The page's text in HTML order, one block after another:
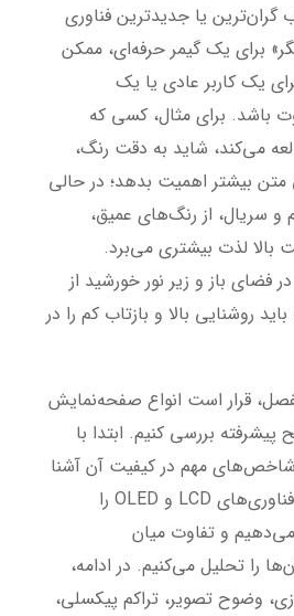
یا جدیدترین فناوری
برای یک گیمر حرفه‌ای، ممکن
یک کاربر عادی یا یک
باشد. برای مثال، کسی که
می‌کند، شاید به دقت رنگ،
بیشتر اهمیت بدهد؛ در حالی
و سریال، از رنگ‌های عمیق،
لذت بیشتری می‌برد.
فضای باز و زیر نور خورشید از
روشنایی بالا و بازتاب کم را در
قرار است انواع صفحه‌نمایش
پیشرفته بررسی کنیم. ابتدا با
مهم در کیفیت آن آشنا
می‌شویم، سپس انواع فناوری‌های LCD و OLED را
و تفاوت میان
را تحلیل می‌کنیم. در ادامه،
وضوح تصویر، تراکم پیکسلی،